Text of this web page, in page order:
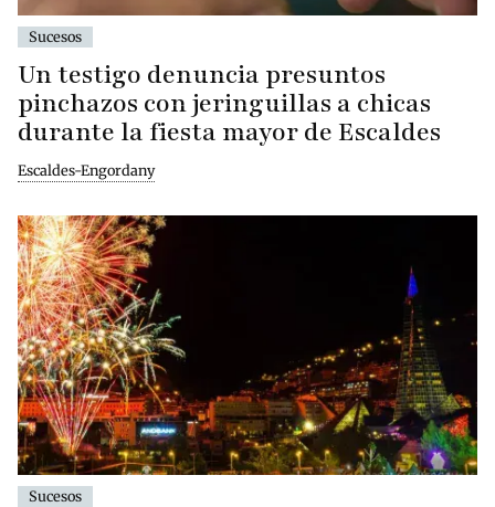
Sucesos
Un testigo denuncia presuntos
pinchazos con jeringuillas a chicas
durante la fiesta mayor de Escaldes
Escaldes-Engordany
Sucesos